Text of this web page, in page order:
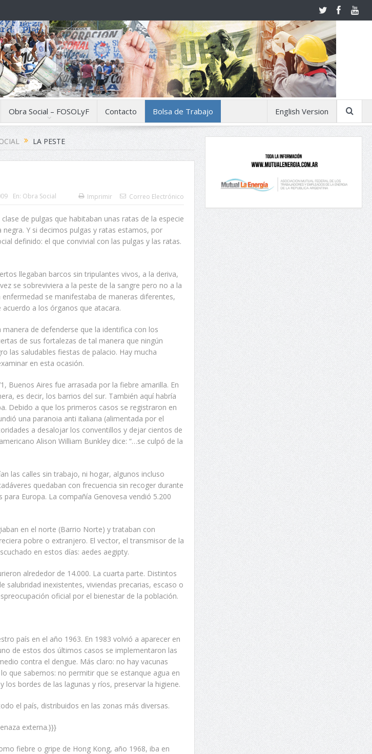
Obra Social – FOSOLyF Contacto Bolsa de Trabajo English Version
LA PESTE
En: Obra Social Imprimir Correo Electrónico
de pulgas que habitaban unas ratas de la especie
Y si decimos pulgas y ratas estamos, por
definido: el que convivial con las pulgas y las ratas.
llegaban barcos sin tripulantes vivos, a la deriva,
se sobreviviera a la peste de la sangre pero no a la
se manifestaba de maneras diferentes,
a los órganos que atacara.
de defenderse que la identifica con los
de sus fortalezas de tal manera que ningún
las saludables fiestas de palacio. Hay mucha
en esta ocasión.
Buenos Aires fue arrasada por la fiebre amarilla. En
es decir, los barrios del sur. También aquí habría
Debido a que los primeros casos se registraron en
una paranoia anti italiana (alimentada por el
a desalojar los conventillos y dejar cientos de
Alison William Bunkley dice: “…se culpó de la
las calles sin trabajo, ni hogar, algunos incluso
quedaban con frecuencia sin recoger durante
Europa. La compañía Genovesa vendió 5.200
en el norte (Barrio Norte) y trataban con
pobre o extranjero. El vector, el transmisor de la
en estos días: aedes aegipty.
alrededor de 14.000. La cuarta parte. Distintos
salubridad inexistentes, viviendas precarias, escaso o
oficial por el bienestar de la población.
país en el año 1963. En 1983 volvió a aparecer en
de estos dos últimos casos se implementaron las
contra el dengue. Más claro: no hay vacunas
que sabemos: no permitir que se estanque agua en
los bordes de las lagunas y ríos, preservar la higiene.
el país, distribuidos en las zonas más diversas.
externa.}}}
fiebre o gripe de Hong Kong, año 1968, iba en